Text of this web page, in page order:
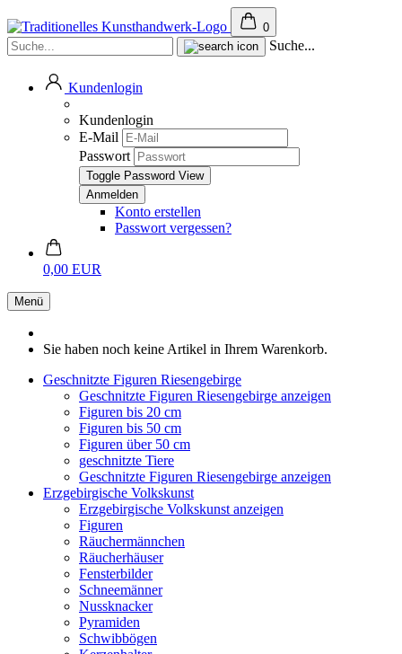
0
Suche...
Kundenlogin
Kundenlogin
E-Mail
Passwort
Toggle Password View
Konto erstellen
Passwort vergessen?
0,00 EUR
Menü
Sie haben noch keine Artikel in Ihrem Warenkorb.
Geschnitzte Figuren Riesengebirge
Geschnitzte Figuren Riesengebirge anzeigen
Figuren bis 20 cm
Figuren bis 50 cm
Figuren über 50 cm
geschnitzte Tiere
Geschnitzte Figuren Riesengebirge anzeigen
Erzgebirgische Volkskunst
Erzgebirgische Volkskunst anzeigen
Figuren
Räuchermännchen
Räucherhäuser
Fensterbilder
Schneemänner
Nussknacker
Pyramiden
Schwibbögen